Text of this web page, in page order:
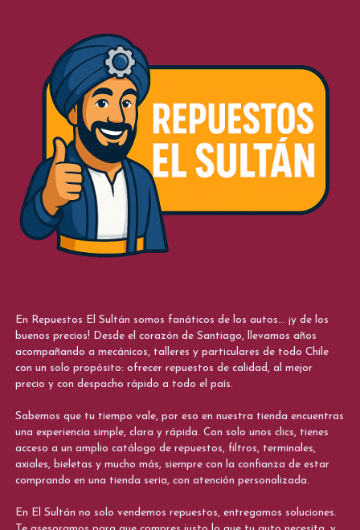
En Repuestos El Sultán somos fanáticos de los autos... ¡y de los
buenos precios! Desde el corazón de Santiago, llevamos años
acompañando a mecánicos, talleres y particulares de todo Chile
con un solo propósito: ofrecer repuestos de calidad, al mejor
precio y con despacho rápido a todo el país.
Sabemos que tu tiempo vale, por eso en nuestra tienda encuentras
una experiencia simple, clara y rápida. Con solo unos clics, tienes
acceso a un amplio catálogo de repuestos, filtros, terminales,
axiales, bieletas y mucho más, siempre con la confianza de estar
comprando en una tienda seria, con atención personalizada.
En El Sultán no solo vendemos repuestos, entregamos soluciones.